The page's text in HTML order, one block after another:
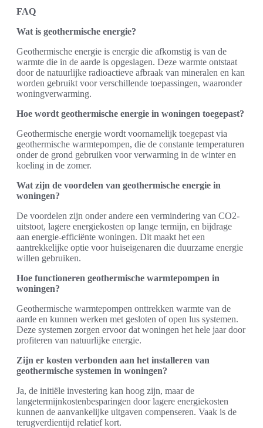
FAQ
Wat is geothermische energie?
Geothermische energie is energie die afkomstig is van de
warmte die in de aarde is opgeslagen. Deze warmte ontstaat
door de natuurlijke radioactieve afbraak van mineralen en kan
worden gebruikt voor verschillende toepassingen, waaronder
woningverwarming.
Hoe wordt geothermische energie in woningen toegepast?
Geothermische energie wordt voornamelijk toegepast via
geothermische warmtepompen, die de constante temperaturen
onder de grond gebruiken voor verwarming in de winter en
koeling in de zomer.
Wat zijn de voordelen van geothermische energie in
woningen?
De voordelen zijn onder andere een vermindering van CO2-
uitstoot, lagere energiekosten op lange termijn, en bijdrage
aan energie-efficiënte woningen. Dit maakt het een
aantrekkelijke optie voor huiseigenaren die duurzame energie
willen gebruiken.
Hoe functioneren geothermische warmtepompen in
woningen?
Geothermische warmtepompen onttrekken warmte van de
aarde en kunnen werken met gesloten of open lus systemen.
Deze systemen zorgen ervoor dat woningen het hele jaar door
profiteren van natuurlijke energie.
Zijn er kosten verbonden aan het installeren van
geothermische systemen in woningen?
Ja, de initiële investering kan hoog zijn, maar de
langetermijnkostenbesparingen door lagere energiekosten
kunnen de aanvankelijke uitgaven compenseren. Vaak is de
terugverdientijd relatief kort.